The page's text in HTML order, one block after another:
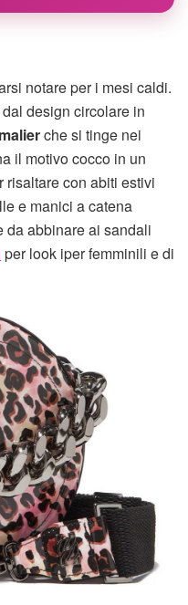
notare per i mesi caldi.
dal design circolare in
che si tinge nei
il motivo cocco in un
con abiti estivi
e manici a catena
da abbinare ai sandali
per look iper femminili e di